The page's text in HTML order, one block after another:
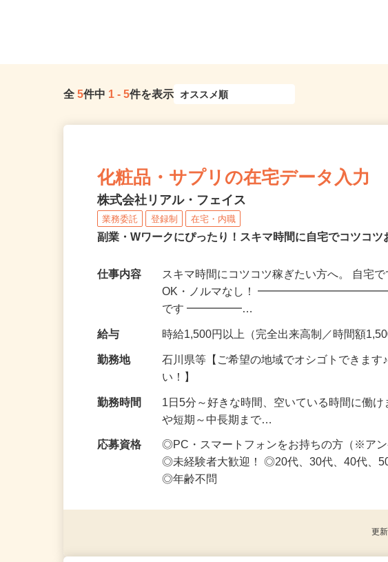
化粧品・サプリの在宅データ入力
株式会社リアル・フェイス
業務委託 登録制 在宅・内職
スキマ時間にコツコツ稼ぎたい方へ。 自宅
OK・ノルマなし！
です ━━━━━…
給与 時給1,500円以上（完全出来高制／時間額
石川県等【ご希望の地域でオシゴトできま
い！】
1日5分～好きな時間、空いている時間に働
や短期～中長期まで…
◎PC・スマートフォンをお持ちの方（※ア
◎未経験者大歓迎！ ◎20代、30代、40代